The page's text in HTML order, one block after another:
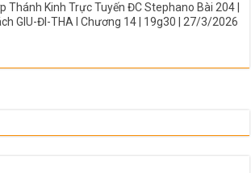
Thánh Kinh Trực Tuyến ĐC Stephano Bài 204 |
GIU-ĐI-THA I Chương 14 | 19g30 | 27/3/2026